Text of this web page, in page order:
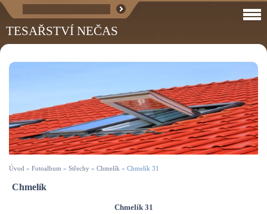
TESAŘSTVÍ NEČAS
Úvod » Fotoalbum » Střechy » Chmelík » Chmelík 31
Chmelík
Chmelík 31